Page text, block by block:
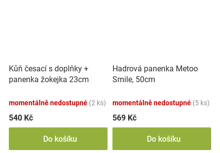
Kůň česací s doplňky +
panenka žokejka 23cm
momentálně nedostupné (2 ks)
540 Kč
Do košíku
Hadrová panenka Metoo
Smile, 50cm
momentálně nedostupné (5 ks)
569 Kč
Do košíku